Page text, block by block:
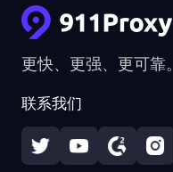
更快、更强、更可靠。
联系我们